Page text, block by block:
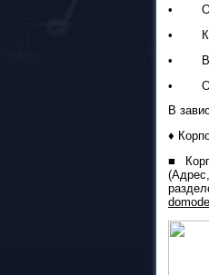
•
•
•
•
В
♦
■